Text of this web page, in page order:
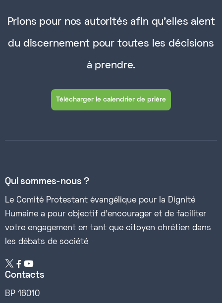
Prions pour nos autorités afin qu'elles aient
du discernement pour toutes les décisions
à prendre.
Télécharger le calendrier de prière
Qui sommes-nous ?
Le Comité Protestant évangélique pour la Dignité
Humaine a pour objectif d’encourager et de faciliter
votre engagement en tant que citoyen chrétien dans
les débats de société
 
Contacts
BP 16010